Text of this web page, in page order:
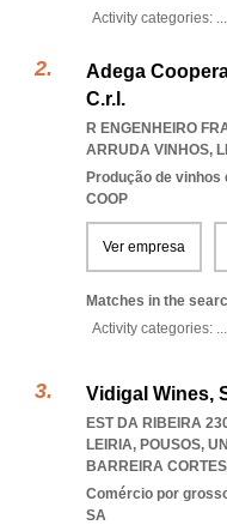
Activity categories: ...
Adega
C.r.l.
R ENGENHEIRO
ARRUDA VINHOS,
Produção de
COOP
Ver empresa
Matches in the
Activity categories: ...
Vidigal Wines,
EST DA RIBEIRA
LEIRIA, POUSOS,
BARREIRA CORTES
Comércio por
SA